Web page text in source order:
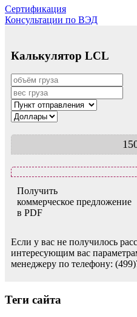
Сертификация
Консультации по ВЭД
Калькулятор LCL
Получить
коммерческое предложение
в PDF
Если у вас не получилось
интересующим вас
менеджеру по телефону:
Теги сайта